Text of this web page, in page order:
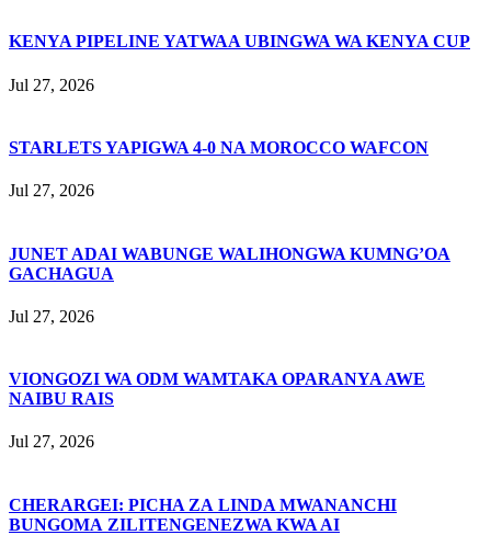
KENYA PIPELINE YATWAA UBINGWA WA KENYA CUP
Jul 27, 2026
STARLETS YAPIGWA 4-0 NA MOROCCO WAFCON
Jul 27, 2026
JUNET ADAI WABUNGE WALIHONGWA KUMNG’OA
GACHAGUA
Jul 27, 2026
VIONGOZI WA ODM WAMTAKA OPARANYA AWE
NAIBU RAIS
Jul 27, 2026
CHERARGEI: PICHA ZA LINDA MWANANCHI
BUNGOMA ZILITENGENEZWA KWA AI